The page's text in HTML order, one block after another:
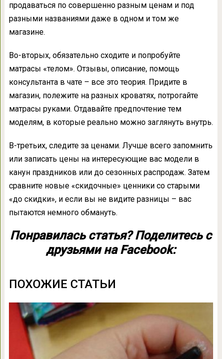
продаваться по совершенно разным ценам и под
разными названиями даже в одном и том же
магазине.
Во-вторых, обязательно сходите и попробуйте
матрасы «телом». Отзывы, описание, помощь
консультанта в чате – все это теория. Придите в
магазин, полежите на разных кроватях, потрогайте
матрасы руками. Отдавайте предпочтение тем
моделям, в которые реально можно заглянуть внутрь.
В-третьих, следите за ценами. Лучше всего запомнить
или записать цены на интересующие вас модели в
канун праздников или до сезонных распродаж. Затем
сравните новые «скидочные» ценники со старыми
«до скидки», и если вы не видите разницы – вас
пытаются немного обмануть.
Понравилась статья? Поделитесь с
друзьями на Facebook:
ПОХОЖИЕ СТАТЬИ